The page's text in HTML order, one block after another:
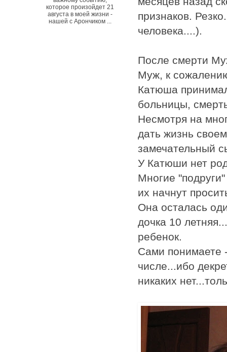
признаков.
человека....).
После смерти
Муж, к
Катюша
больницы,
Несмотря на
дать жизнь
замечательный
У Катюши нет
Многие
их начнут
Она осталась
дочка 10
ребенок.
Сами понимаете
числе...ибо
никаких
которое произойдет 21
августа в моей жизни -
нашей с Арончиком ...